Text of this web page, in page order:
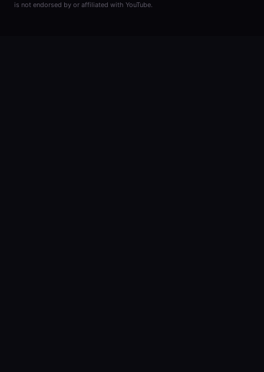
is not endorsed by or affiliated with YouTube.